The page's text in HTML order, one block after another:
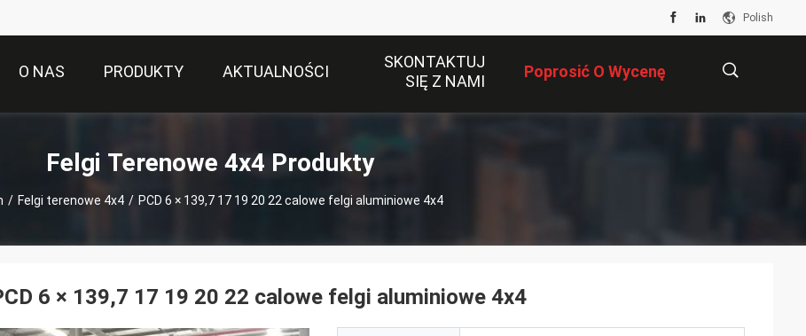
Polish
O NAS PRODUKTY AKTUALNOŚCI
SKONTAKTUJ
SIĘ Z NAMI
Poprosić O Wycenę
Felgi Terenowe 4x4 Produkty
/ Felgi terenowe 4x4 / PCD 6 × 139,7 17 19 20 22 calowe felgi aluminiowe 4x4
6 × 139,7 17 19 20 22 calowe felgi aluminiowe 4x4